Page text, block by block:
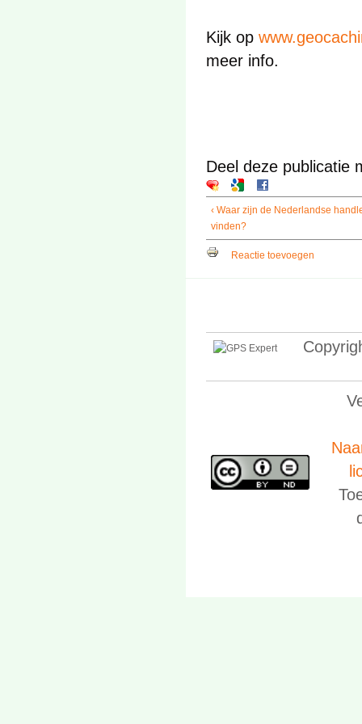
Kijk op
meer info.
Deel deze publicatie
‹ Waar zijn de Nederlandse
vinden?
Reactie toevoegen